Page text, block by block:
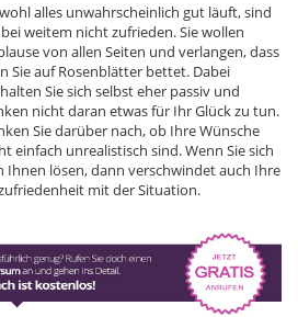
alles unwahrscheinlich gut läuft, sind
bei weitem nicht zufrieden. Sie wollen
von allen Seiten und verlangen, dass
Sie auf Rosenblätter bettet. Dabei
Sie sich selbst eher passiv und
nicht daran etwas für Ihr Glück zu tun.
Sie darüber nach, ob Ihre Wünsche
einfach unrealistisch sind. Wenn Sie sich
Ihnen lösen, dann verschwindet auch Ihre
mit der Situation.